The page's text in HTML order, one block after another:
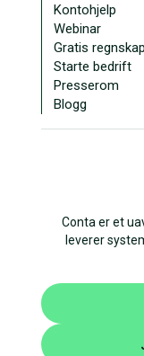
Conta er et
leverer
Kontohjelp
Webinar
Gratis
Starte bedrift
Presserom
Blogg